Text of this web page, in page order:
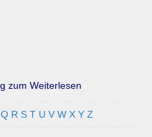
Q R S T U V W X Y Z